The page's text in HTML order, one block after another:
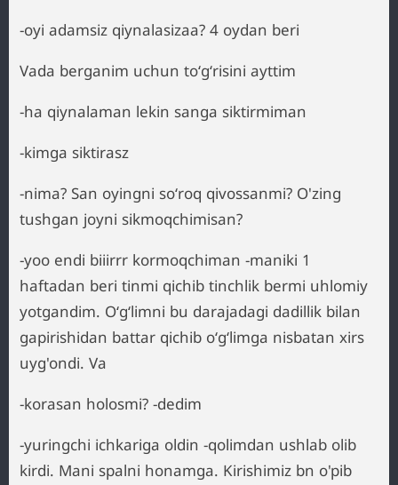
-oyi adamsiz qiynalasizaa? 4 oydan beri
Vada berganim uchun toʻgʻrisini ayttim
-ha qiynalaman lekin sanga siktirmiman
-kimga siktirasz
-nima? San oyingni soʻroq qivossanmi? O'zing
tushgan joyni sikmoqchimisan?
-yoo endi biiirrr kormoqchiman -maniki 1
haftadan beri tinmi qichib tinchlik bermi uhlomiy
yotgandim. Oʻgʻlimni bu darajadagi dadillik bilan
gapirishidan battar qichib oʻgʻlimga nisbatan xirs
uyg'ondi. Va
-korasan holosmi? -dedim
-yuringchi ichkariga oldin -qolimdan ushlab olib
kirdi. Mani spalni honamga. Kirishimiz bn o'pib